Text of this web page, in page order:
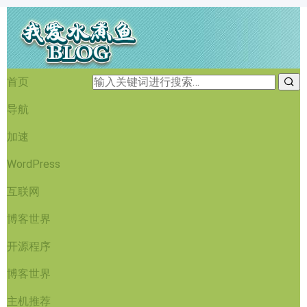
首页
导航
加速
WordPress
互联网
博客世界
开源程序
博客世界
主机推荐